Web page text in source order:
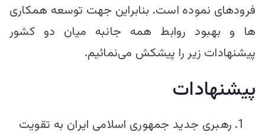
فرود‌های نموده است. بنابراین جهت توسعه همکاری
ها و بهبود روابط همه جانبه میان دو کشور
پیشنهادات زیر را پیشکش می‌نمائیم.
پیشنهادات
رهبری جدید جمهوری اسلامی ایران به تقویت